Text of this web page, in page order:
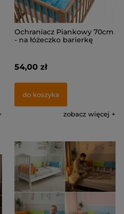
Ochraniacz Piankowy 70cm
- na łóżeczko barierkę
54,00 zł
do koszyka
zobacz więcej